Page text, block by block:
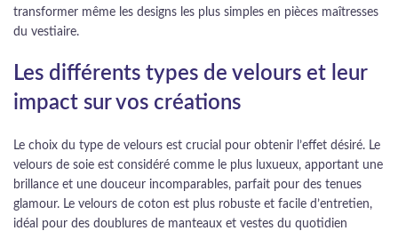
transformer même les designs les plus simples en pièces maîtresses
du vestiaire.
Les différents types de velours et leur
impact sur vos créations
Le choix du type de velours est crucial pour obtenir l’effet désiré. Le
velours de soie est considéré comme le plus luxueux, apportant une
brillance et une douceur incomparables, parfait pour des tenues
glamour. Le velours de coton est plus robuste et facile d’entretien,
idéal pour des doublures de manteaux et vestes du quotidien